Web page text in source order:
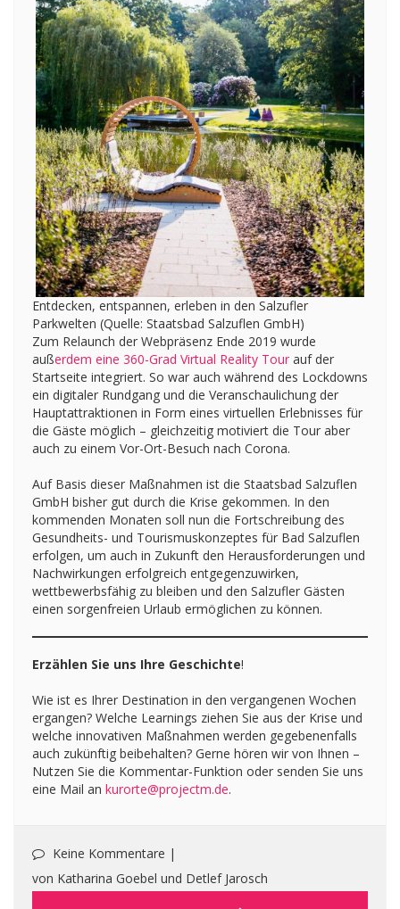
Entdecken, entspannen, erleben in den Salzufler
Parkwelten (Quelle: Staatsbad Salzuflen GmbH)
Zum Relaunch der Webpräsenz Ende 2019 wurde
außerdem eine 360-Grad Virtual Reality Tour auf der
Startseite integriert. So war auch während des Lockdowns
ein digitaler Rundgang und die Veranschaulichung der
Hauptattraktionen in Form eines virtuellen Erlebnisses für
die Gäste möglich – gleichzeitig motiviert die Tour aber
auch zu einem Vor-Ort-Besuch nach Corona.
Auf Basis dieser Maßnahmen ist die Staatsbad Salzuflen
GmbH bisher gut durch die Krise gekommen. In den
kommenden Monaten soll nun die Fortschreibung des
Gesundheits- und Tourismuskonzeptes für Bad Salzuflen
erfolgen, um auch in Zukunft den Herausforderungen und
Nachwirkungen erfolgreich entgegenzuwirken,
wettbewerbsfähig zu bleiben und den Salzufler Gästen
einen sorgenfreien Urlaub ermöglichen zu können.
Erzählen Sie uns Ihre Geschichte!
Wie ist es Ihrer Destination in den vergangenen Wochen
ergangen? Welche Learnings ziehen Sie aus der Krise und
welche innovativen Maßnahmen werden gegebenenfalls
auch zukünftig beibehalten? Gerne hören wir von Ihnen –
Nutzen Sie die Kommentar-Funktion oder senden Sie uns
eine Mail an kurorte@projectm.de.
Keine Kommentare |
von Katharina Goebel und Detlef Jarosch